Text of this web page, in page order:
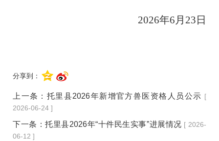
2026年6月23日
分享到：
上一条： 托里县2026年新增官方兽医资格人员公示 [
2026-06-24 ]
下一条：托里县2026年“十件民生实事”进展情况 [ 2026-
06-12 ]